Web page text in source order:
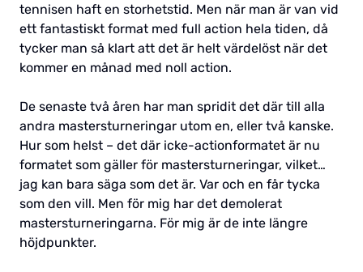
tennisen haft en storhetstid. Men när man är van vid
ett fantastiskt format med full action hela tiden, då
tycker man så klart att det är helt värdelöst när det
kommer en månad med noll action.
De senaste två åren har man spridit det där till alla
andra mastersturneringar utom en, eller två kanske.
Hur som helst – det där icke-actionformatet är nu
formatet som gäller för mastersturneringar, vilket…
jag kan bara säga som det är. Var och en får tycka
som den vill. Men för mig har det demolerat
mastersturneringarna. För mig är de inte längre
höjdpunkter.